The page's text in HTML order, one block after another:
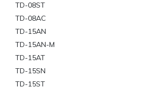
TD-08ST
TD-08AC
TD-15AN
TD-15AN-M
TD-15AT
TD-15SN
TD-15ST